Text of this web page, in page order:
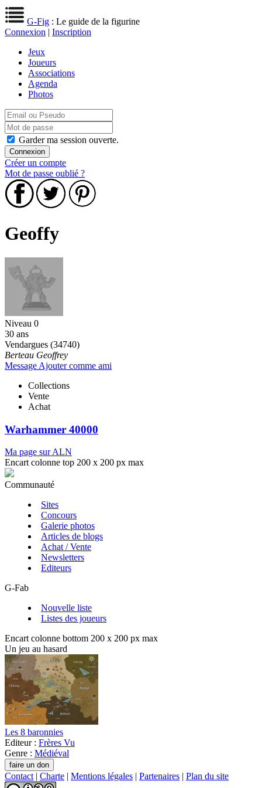
G-Fig : Le guide de la figurine
Connexion | Inscription
Jeux
Joueurs
Associations
Agenda
Photos
Garder ma session ouverte.
Créer un compte
Mot de passe oublié ?
Geoffy
Niveau 0
30 ans
Vendargues (34740)
Berteau Geoffrey
Message Ajouter comme ami
Collections
Vente
Achat
Warhammer 40000
Ma page sur ALN
Encart colonne top 200 x 200 px max
Communauté
Sites
Concours
Galerie photos
Articles de blogs
Achat / Vente
Newsletters
Editeurs
G-Fab
Nouvelle liste
Listes des joueurs
Encart colonne bottom 200 x 200 px max
Un jeu au hasard
Les 8 baronnies
Editeur : Frères Vu
Genre : Médiéval
Contact | Charte | Mentions légales | Partenaires | Plan du site